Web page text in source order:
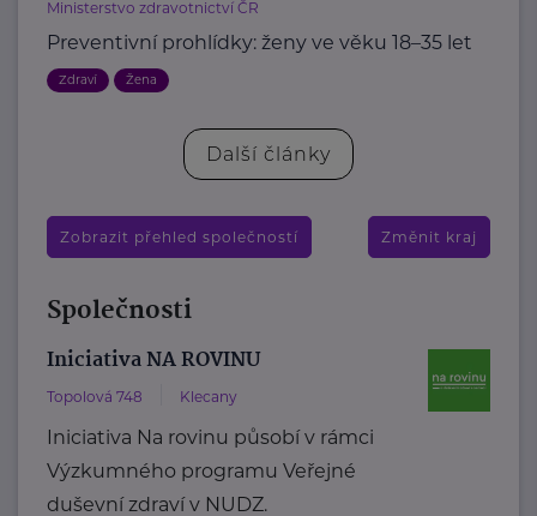
Ministerstvo zdravotnictví ČR
Preventivní prohlídky: ženy ve věku 18–35 let
Zdraví Žena
Další články
Zobrazit přehled společností Změnit kraj
Společnosti
Iniciativa NA ROVINU
Topolová 748 Klecany
Iniciativa Na rovinu působí v rámci
Výzkumného programu Veřejné
duševní zdraví v NUDZ.